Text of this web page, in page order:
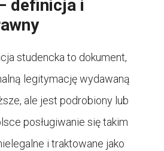
definicja i
studencka to dokument,
legitymację wydawaną
ale jest podrobiony lub
posługiwanie się takim
i traktowane jako